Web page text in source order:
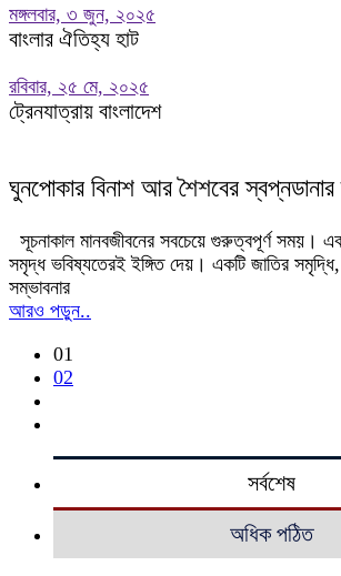
মঙ্গলবার, ৩ জুন, ২০২৫
বাংলার ঐতিহ্য হাট
রবিবার, ২৫ মে, ২০২৫
ট্রেনযাত্রায় বাংলাদেশ
ঘুনপোকার বিনাশ আর শৈশবের স্বপ্নডানার
সূচনাকাল মানবজীবনের সবচেয়ে গুরুত্বপূর্ণ সময়।
সমৃদ্ধ ভবিষ্যতেরই ইঙ্গিত দেয়। একটি জাতির
সম্ভাবনার
আরও পড়ুন..
01
02
সর্বশেষ
অধিক পঠিত